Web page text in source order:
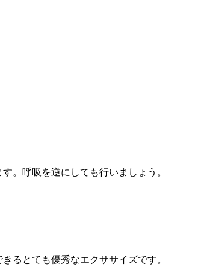
。呼吸を逆にしても行いましょう。
るとても優秀なエクササイズです。